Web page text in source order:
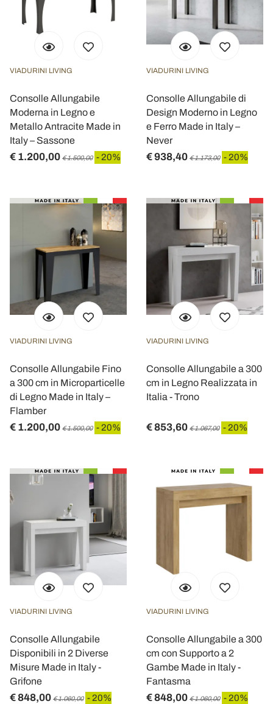
VIADURINI LIVING
Consolle Allungabile
Moderna in Legno e
Metallo Antracite Made in
Italy – Sassone
€ 1.200,00 € 1.500,00 - 20%
VIADURINI LIVING
Consolle Allungabile di
Design Moderno in Legno
e Ferro Made in Italy –
Never
€ 938,40 € 1.173,00 - 20%
VIADURINI LIVING
Consolle Allungabile Fino
a 300 cm in Microparticelle
di Legno Made in Italy –
Flamber
€ 1.200,00 € 1.500,00 - 20%
VIADURINI LIVING
Consolle Allungabile a 300
cm in Legno Realizzata in
Italia - Trono
€ 853,60 € 1.067,00 - 20%
VIADURINI LIVING
Consolle Allungabile
Disponibili in 2 Diverse
Misure Made in Italy -
Grifone
€ 848,00 € 1.060,00 - 20%
VIADURINI LIVING
Consolle Allungabile a 300
cm con Supporto a 2
Gambe Made in Italy -
Fantasma
€ 848,00 € 1.060,00 - 20%